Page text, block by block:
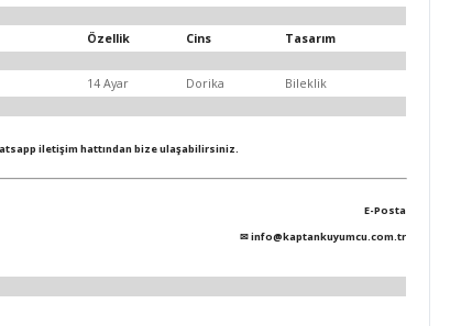
Özellik Cins Tasarım
14 Ayar Dorika Bileklik
iletişim hattından bize ulaşabilirsiniz.
E-Posta
✉info@kaptankuyumcu.com.tr